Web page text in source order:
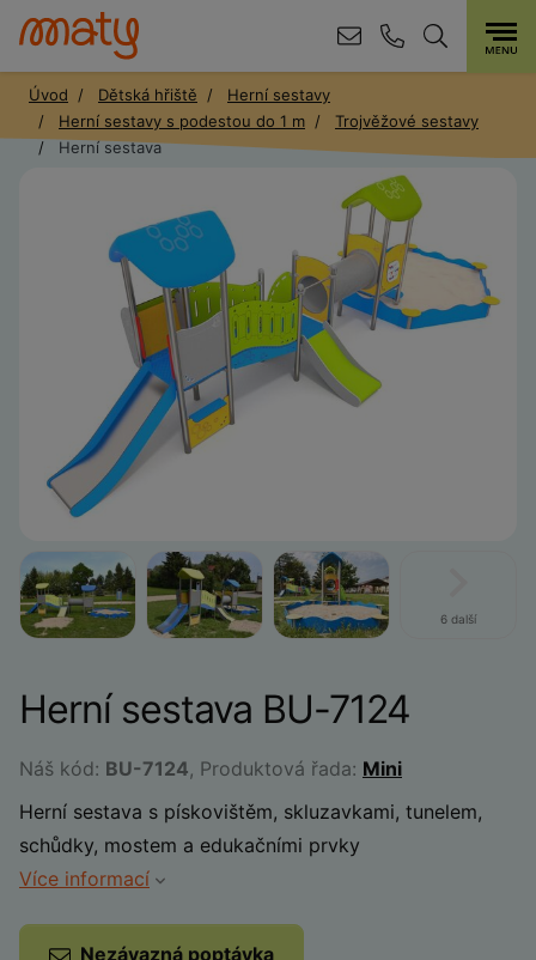
Úvod Dětská hřiště
Herní sestavy
Herní sestavy s podestou do 1 m
Trojvěžové sestavy
Herní sestava
6 další
Herní sestava BU-7124
Náš kód: BU-7124, Produktová řada: Mini
Herní sestava s pískovištěm, skluzavkami, tunelem,
schůdky, mostem a edukačními prvky
Více informací
Nezávazná poptávka